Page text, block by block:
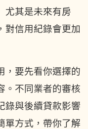
尤其是未來有房
對信用紀錄會更加
，要先看你選擇的
。不同業者的審核
錄與後續貸款影響
單方式，帶你了解